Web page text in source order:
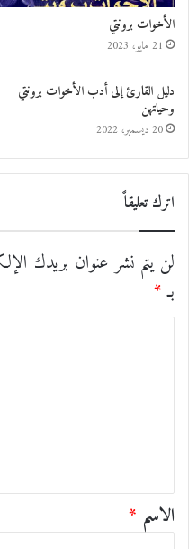
الأخوات برونتي
21 مايو، 2023
دليل القارئ إلى أدب الأخوات برونتي
وحياتهن
20 ديسمبر، 2022
اترك تعليقاً
لن يتم نشر عنوان بريدك
بـ*
ق
*
الاسم *